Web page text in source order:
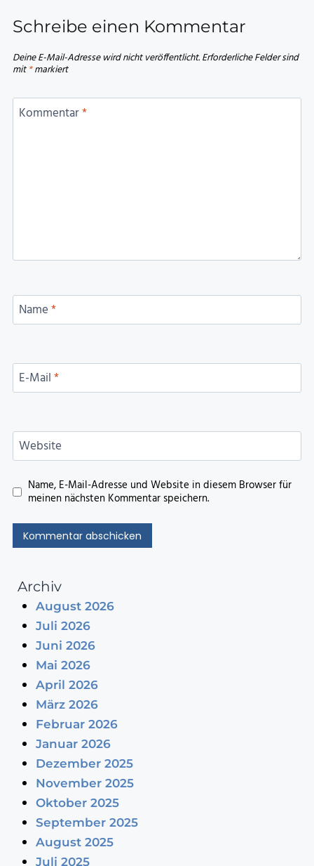
Schreibe einen Kommentar
Deine E-Mail-Adresse wird nicht veröffentlicht.Erforderliche Felder sind
mit*markiert
Kommentar*
Name*
E-Mail*
Website
Name, E-Mail-Adresse und Website in diesem Browser für
meinen nächsten Kommentar speichern.
Archiv
August 2026
Juli 2026
Juni 2026
Mai 2026
April 2026
März 2026
Februar 2026
Januar 2026
Dezember 2025
November 2025
Oktober 2025
September 2025
August 2025
Juli 2025